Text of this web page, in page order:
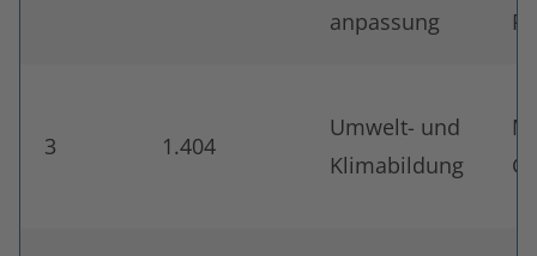
anpassung
3 1.404
Umwelt- und
Klimabildung